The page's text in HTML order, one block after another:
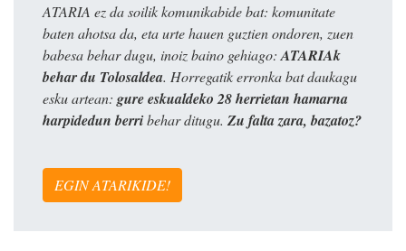
ATARIA ez da soilik komunikabide bat: komunitate
baten ahotsa da, eta urte hauen guztien ondoren, zuen
babesa behar dugu, inoiz baino gehiago: ATARIAk
behar du Tolosaldea. Horregatik erronka bat daukagu
esku artean: gure eskualdeko 28 herrietan hamarna
harpidedun berribehar ditugu. Zu falta zara, bazatoz?
EGIN ATARIKIDE!